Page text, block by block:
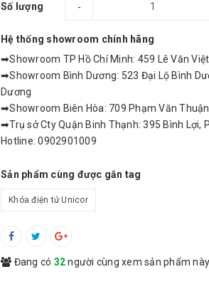
Số lượng -
Hệ thống showroom chính hãng
➡Showroom TP Hồ Chí Minh: 459 Lê Văn
➡Showroom Bình Dương: 523 Đại Lộ Bình
Dương
➡Showroom Biên Hòa: 709 Phạm Văn
➡Trụ sở Cty Quận Binh Thạnh: 395 Bình Lợi,
Hotline: 0902901009
Sản phẩm cùng được gắn tag
Khóa điện tử Unicor
Đang có 32người cùng xem sản phẩm này